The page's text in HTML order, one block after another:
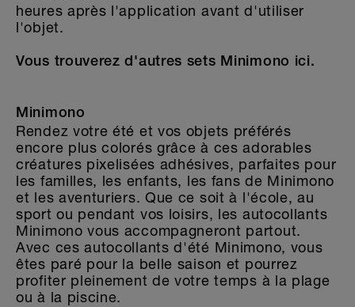
heures après l'application avant d'utiliser
l'objet.
Vous trouverez d'autres sets Minimono ici.
Minimono
Rendez votre été et vos objets préférés
encore plus colorés grâce à ces adorables
créatures pixelisées adhésives, parfaites pour
les familles, les enfants, les fans de Minimono
et les aventuriers. Que ce soit à l'école, au
sport ou pendant vos loisirs, les autocollants
Minimono vous accompagneront partout.
Avec ces autocollants d'été Minimono, vous
êtes paré pour la belle saison et pourrez
profiter pleinement de votre temps à la plage
ou à la piscine.